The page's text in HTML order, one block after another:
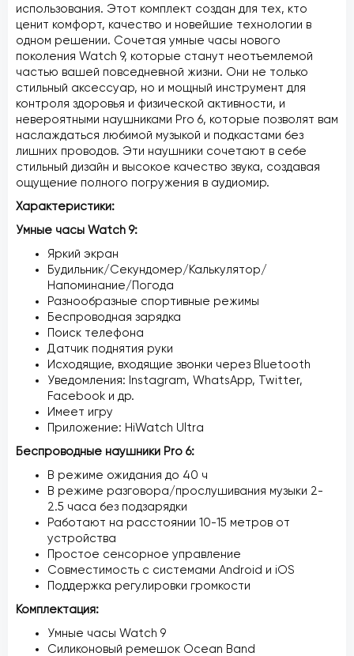
использования. Этот комплект создан для тех, кто
ценит комфорт, качество и новейшие технологии в
одном решении. Сочетая умные часы нового
поколения Watch 9, которые станут неотъемлемой
частью вашей повседневной жизни. Они не только
стильный аксессуар, но и мощный инструмент для
контроля здоровья и физической активности, и
невероятными наушниками Pro 6, которые позволят вам
наслаждаться любимой музыкой и подкастами без
лишних проводов. Эти наушники сочетают в себе
стильный дизайн и высокое качество звука, создавая
ощущение полного погружения в аудиомир.
Характеристики:
Умные часы Watch 9:
Яркий экран
Будильник/Секундомер/Калькулятор/
Напоминание/Погода
Разнообразные спортивные режимы
Беспроводная зарядка
Поиск телефона
Датчик поднятия руки
Исходящие, входящие звонки через Bluetooth
Уведомления: Instagram, WhatsApp, Twitter,
Facebook и др.
Имеет игру
Приложение: HiWatch Ultra
Беспроводные наушники Pro 6:
В режиме ожидания до 40 ч
В режиме разговора/прослушивания музыки 2-
2.5 часа без подзарядки
Работают на расстоянии 10-15 метров от
устройства
Простое сенсорное управление
Совместимость с системами Android и iOS
Поддержка регулировки громкости
Комплектация:
Умные часы Watch 9
Силиконовый ремешок Ocean Band